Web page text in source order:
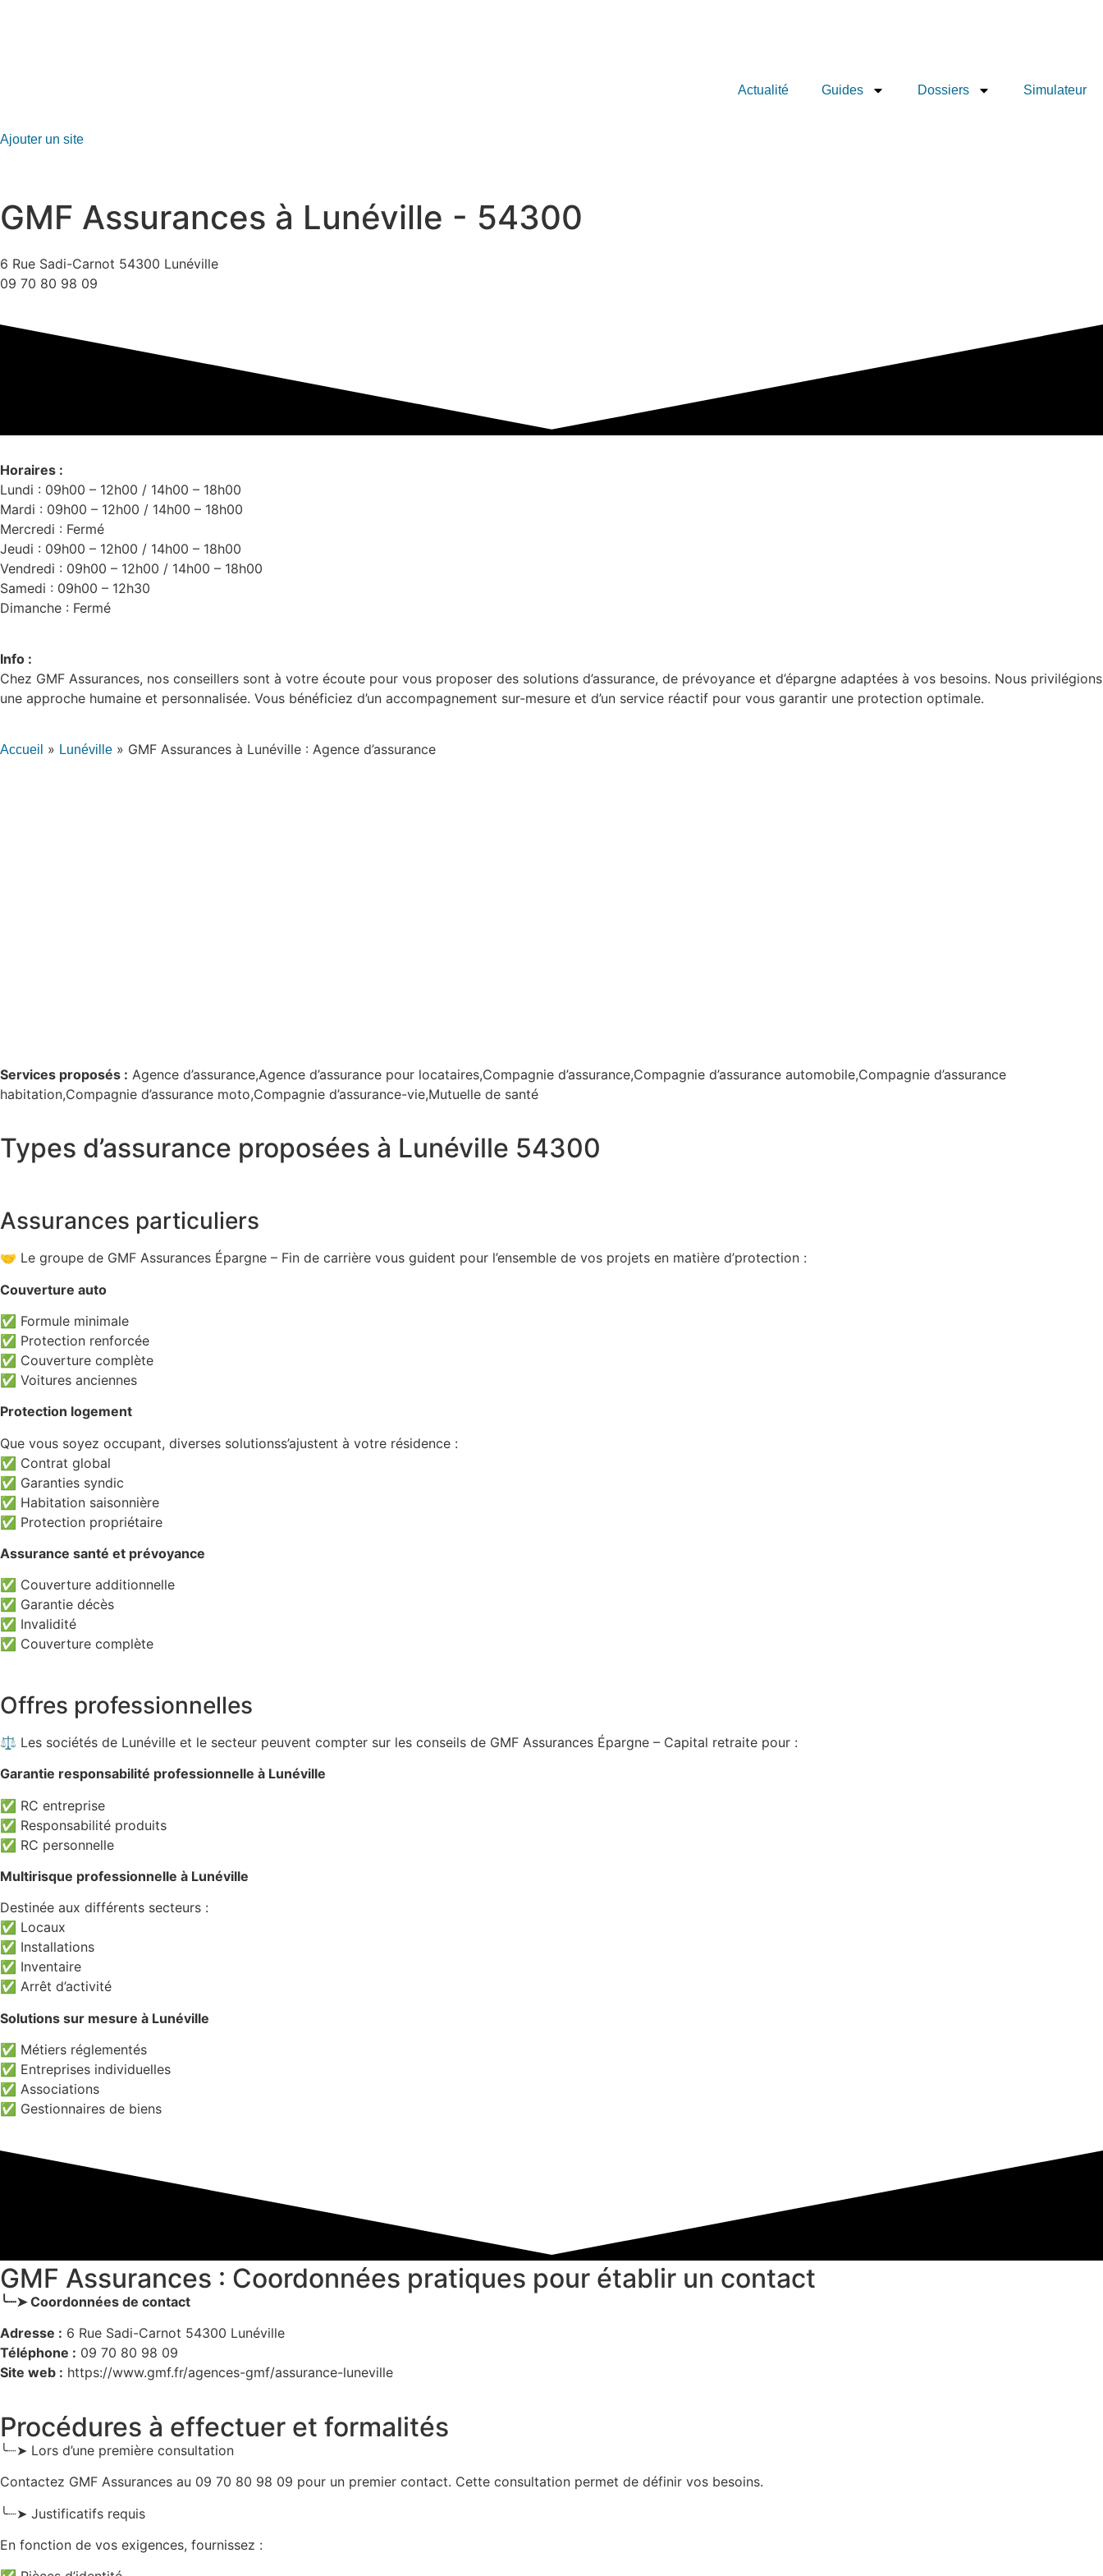
Actualité Guides Dossiers Simulateur
Ajouter un site
GMF Assurances à Lunéville - 54300
6 Rue Sadi-Carnot 54300 Lunéville
09 70 80 98 09
Horaires :
Lundi : 09h00 – 12h00 / 14h00 – 18h00
Mardi : 09h00 – 12h00 / 14h00 – 18h00
Mercredi : Fermé
Jeudi : 09h00 – 12h00 / 14h00 – 18h00
Vendredi : 09h00 – 12h00 / 14h00 – 18h00
Samedi : 09h00 – 12h30
Dimanche : Fermé
Info :
Chez GMF Assurances, nos conseillers sont à votre écoute pour vous proposer des solutions d’assurance, de prévoyance et d’épargne adaptées à vos besoins. Nous privilégions
une approche humaine et personnalisée. Vous bénéficiez d’un accompagnement sur-mesure et d’un service réactif pour vous garantir une protection optimale.
Accueil » Lunéville » GMF Assurances à Lunéville : Agence d’assurance
Services proposés : Agence d’assurance,Agence d’assurance pour locataires,Compagnie d’assurance,Compagnie d’assurance automobile,Compagnie d’assurance
habitation,Compagnie d’assurance moto,Compagnie d’assurance-vie,Mutuelle de santé
Types d’assurance proposées à Lunéville 54300
Assurances particuliers
🤝 Le groupe de GMF Assurances Épargne – Fin de carrière vous guident pour l’ensemble de vos projets en matière d’protection :
Couverture auto
✅ Formule minimale
✅ Protection renforcée
✅ Couverture complète
✅ Voitures anciennes
Protection logement
Que vous soyez occupant, diverses solutionss’ajustent à votre résidence :
✅ Contrat global
✅ Garanties syndic
✅ Habitation saisonnière
✅ Protection propriétaire
Assurance santé et prévoyance
✅ Couverture additionnelle
✅ Garantie décès
✅ Invalidité
✅ Couverture complète
Offres professionnelles
⚖️ Les sociétés de Lunéville et le secteur peuvent compter sur les conseils de GMF Assurances Épargne – Capital retraite pour :
Garantie responsabilité professionnelle à Lunéville
✅ RC entreprise
✅ Responsabilité produits
✅ RC personnelle
Multirisque professionnelle à Lunéville
Destinée aux différents secteurs :
✅ Locaux
✅ Installations
✅ Inventaire
✅ Arrêt d’activité
Solutions sur mesure à Lunéville
✅ Métiers réglementés
✅ Entreprises individuelles
✅ Associations
✅ Gestionnaires de biens
GMF Assurances : Coordonnées pratiques pour établir un contact
╰┈➤ Coordonnées de contact
Adresse : 6 Rue Sadi-Carnot 54300 Lunéville
Téléphone : 09 70 80 98 09
Site web : https://www.gmf.fr/agences-gmf/assurance-luneville
Procédures à effectuer et formalités
╰┈➤ Lors d’une première consultation
Contactez GMF Assurances au 09 70 80 98 09 pour un premier contact. Cette consultation permet de définir vos besoins.
╰┈➤ Justificatifs requis
En fonction de vos exigences, fournissez :